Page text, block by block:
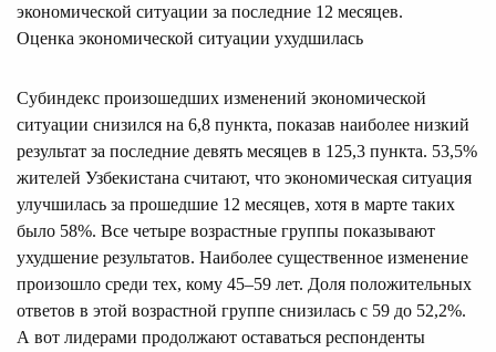
экономической ситуации за последние 12 месяцев.
Оценка экономической ситуации ухудшилась
Субиндекс произошедших изменений экономической
ситуации снизился на 6,8 пункта, показав наиболее низкий
результат за последние девять месяцев в 125,3 пункта. 53,5%
жителей Узбекистана считают, что экономическая ситуация
улучшилась за прошедшие 12 месяцев, хотя в марте таких
было 58%. Все четыре возрастные группы показывают
ухудшение результатов. Наиболее существенное изменение
произошло среди тех, кому 45–59 лет. Доля положительных
ответов в этой возрастной группе снизилась с 59 до 52,2%.
А вот лидерами продолжают оставаться респонденты